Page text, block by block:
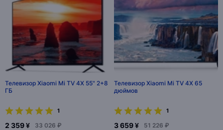
Телевизор Xiaomi Mi TV 4X 55" 2+8
ГБ
1
2 359 ¥ 33 026 ₽
Телевизор Xiaomi Mi TV 4X 65
дюймов
1
3 659 ¥ 51 226 ₽